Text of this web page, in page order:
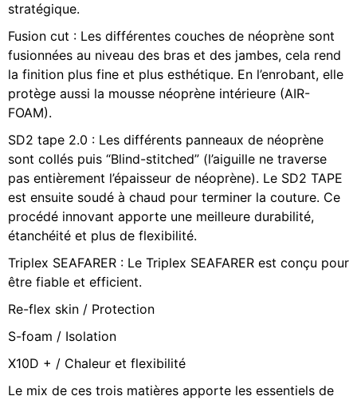
stratégique.
Fusion cut : Les différentes couches de néoprène sont
fusionnées au niveau des bras et des jambes, cela rend
la finition plus fine et plus esthétique. En l’enrobant, elle
protège aussi la mousse néoprène intérieure (AIR-
FOAM).
SD2 tape 2.0 : Les différents panneaux de néoprène
sont collés puis “Blind-stitched” (l’aiguille ne traverse
pas entièrement l’épaisseur de néoprène). Le SD2 TAPE
est ensuite soudé à chaud pour terminer la couture. Ce
procédé innovant apporte une meilleure durabilité,
étanchéité et plus de flexibilité.
Triplex SEAFARER : Le Triplex SEAFARER est conçu pour
être fiable et efficient.
Re-flex skin / Protection
S-foam / Isolation
X10D + / Chaleur et flexibilité
Le mix de ces trois matières apporte les essentiels de